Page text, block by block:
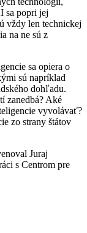
sa popri jej
vždy len technickej
na ne sú z
sa opiera o
sú napríklad
dohľadu.
zanedbá? Aké
vyvolávať?
zo strany štátov
Juraj
s Centrom pre